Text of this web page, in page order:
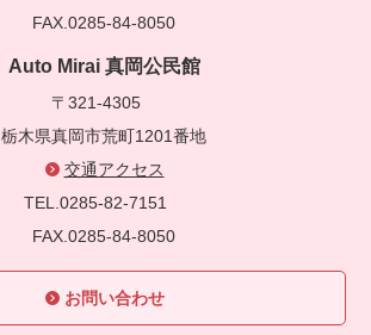
FAX.0285-84-8050
Auto Mirai 真岡公民館
〒321-4305
栃木県真岡市荒町1201番地
交通アクセス
TEL.0285-82-7151
FAX.0285-84-8050
お問い合わせ